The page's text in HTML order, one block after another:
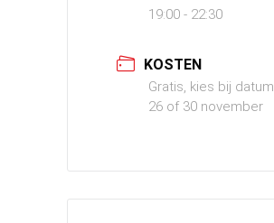
19:00 - 22:30
KOSTEN
Gratis, kies bij datum
26 of 30 november